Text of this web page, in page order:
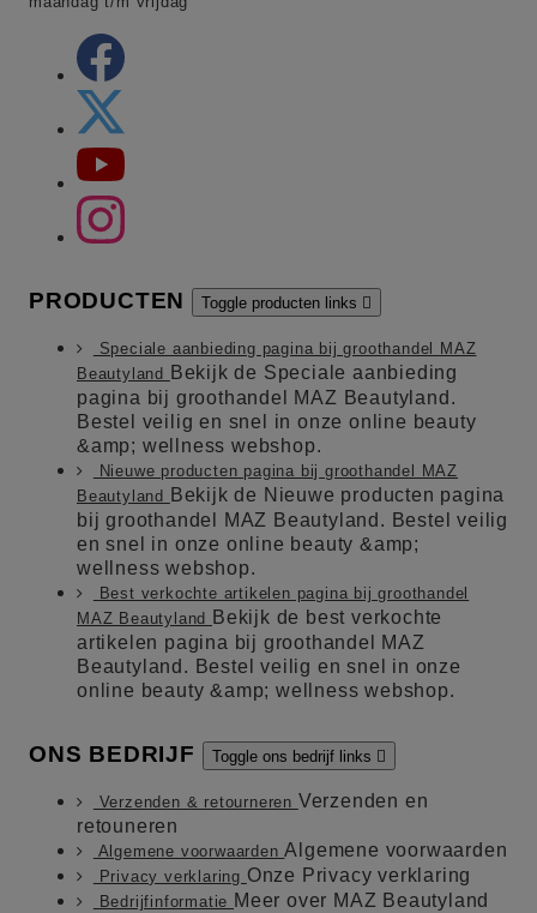
PRODUCTEN Toggle producten links 
Speciale aanbieding pagina bij groothandel MAZ
Beautyland
Bekijk de Speciale aanbieding
pagina bij groothandel MAZ Beautyland.
Bestel veilig en snel in onze online beauty
&amp; wellness webshop.
Nieuwe producten pagina bij groothandel MAZ
Beautyland
Bekijk de Nieuwe producten pagina
bij groothandel MAZ Beautyland. Bestel veilig
en snel in onze online beauty &amp;
wellness webshop.
Best verkochte artikelen pagina bij groothandel
MAZ Beautyland
Bekijk de best verkochte
artikelen pagina bij groothandel MAZ
Beautyland. Bestel veilig en snel in onze
online beauty &amp; wellness webshop.
ONS BEDRIJF Toggle ons bedrijf links 
Verzenden & retourneren Verzenden en
retouneren
Algemene voorwaardenAlgemene voorwaarden
Privacy verklaring Onze Privacy verklaring
Bedrijfinformatie Meer over MAZ Beautyland